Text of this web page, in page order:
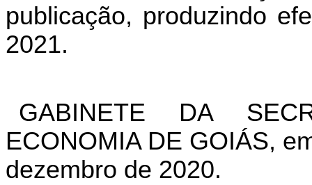
publicação, produzindo
2021.
GABINETE DA
ECONOMIA DE GOIÁS,
dezembro de 2020.